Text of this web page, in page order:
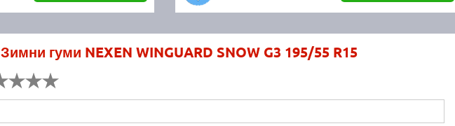
Зимни гуми NEXEN WINGUARD SNOW G3 195/55 R15